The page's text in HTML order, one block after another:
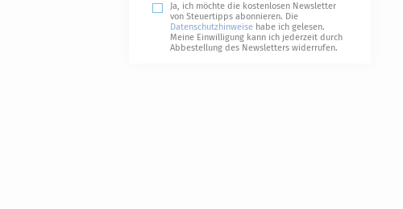
Ja, ich möchte die kostenlosen Newsletter
von Steuertipps abonnieren. Die
Datenschutzhinweise habe ich gelesen.
Meine Einwilligung kann ich jederzeit durch
Abbestellung des Newsletters widerrufen.